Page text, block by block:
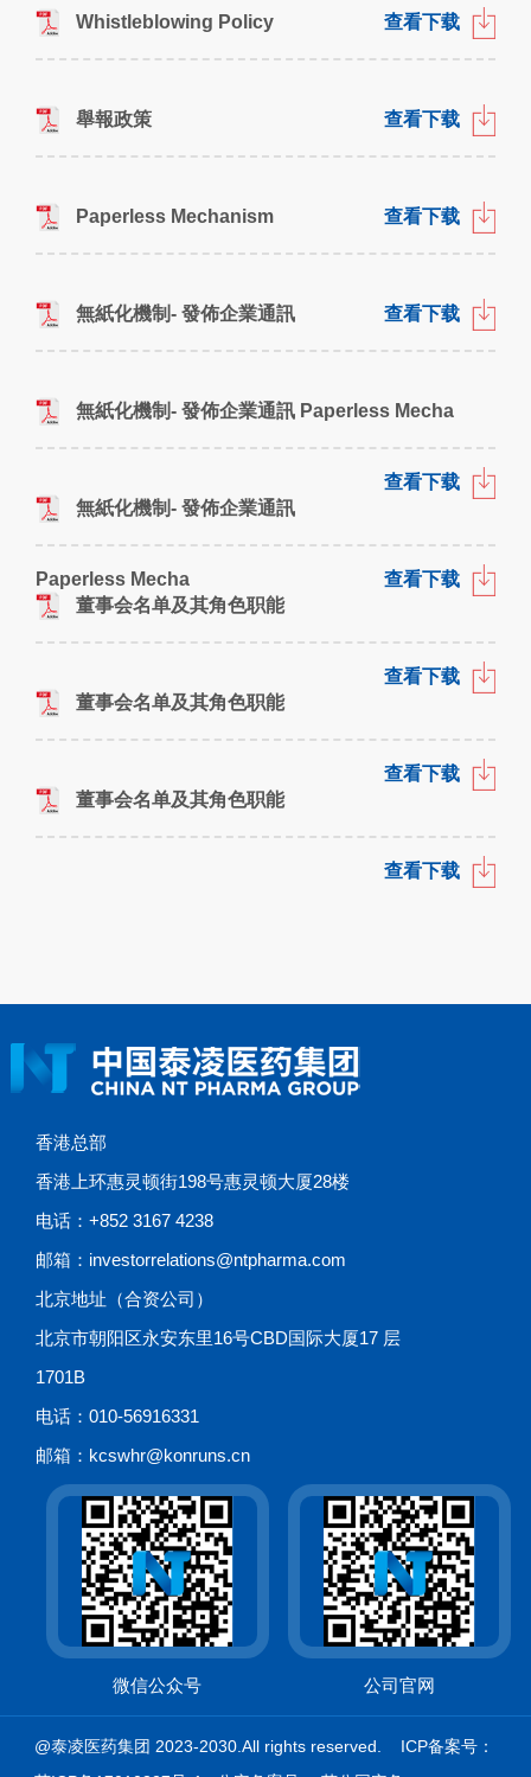
Whistleblowing Policy 查看下载
舉報政策 查看下载
Paperless Mechanism 查看下载
無紙化機制- 發佈企業通訊 查看下载
無紙化機制- 發佈企業通訊 Paperless Mecha
查看下载
無紙化機制- 發佈企業通訊
Paperless Mecha
查看下载
董事会名单及其角色职能
查看下载
董事会名单及其角色职能
查看下载
董事会名单及其角色职能
查看下载
香港总部
香港上环惠灵顿街198号惠灵顿大厦28楼
电话：+852 3167 4238
邮箱：investorrelations@ntpharma.com
北京地址（合资公司）
北京市朝阳区永安东里16号CBD国际大厦17 层
1701B
电话：010-56916331
邮箱：kcswhr@konruns.cn
公司官网
微信公众号
@泰凌医药集团 2023-2030.All rights reserved. ICP备案号：